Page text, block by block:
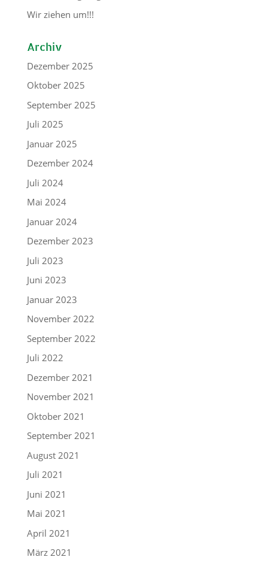
Wir ziehen um!!!
Archiv
Dezember 2025
Oktober 2025
September 2025
Juli 2025
Januar 2025
Dezember 2024
Juli 2024
Mai 2024
Januar 2024
Dezember 2023
Juli 2023
Juni 2023
Januar 2023
November 2022
September 2022
Juli 2022
Dezember 2021
November 2021
Oktober 2021
September 2021
August 2021
Juli 2021
Juni 2021
Mai 2021
April 2021
März 2021